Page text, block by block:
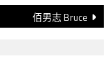
佰男志 Bruce